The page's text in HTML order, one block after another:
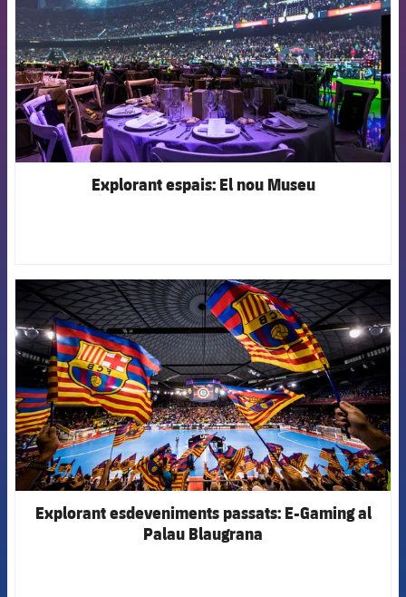
Explorant espais: El nou Museu
FCB Barcelona badge
Explorant esdeveniments passats: E-Gaming al
Palau Blaugrana